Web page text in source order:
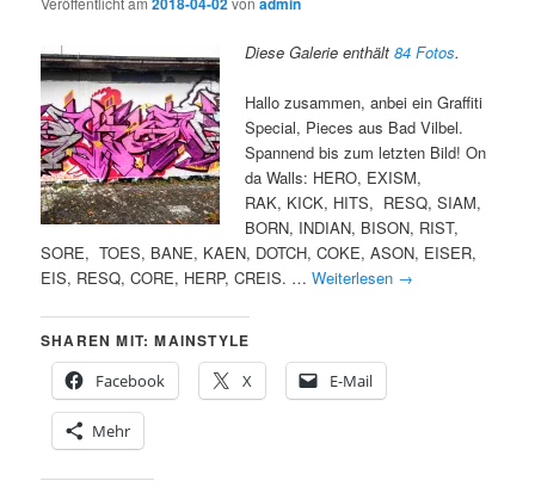
Diese Galerie enthält84 Fotos.
Hallo zusammen, anbei ein Graffiti
Special, Pieces aus Bad Vilbel.
Spannend bis zum letzten Bild! On
da Walls: HERO, EXISM,
RAK, KICK, HITS, RESQ, SIAM,
BORN, INDIAN, BISON, RIST,
SORE, TOES, BANE, KAEN, DOTCH, COKE, ASON, EISER,
EIS, RESQ, CORE, HERP, CREIS. …Weiterlesen →
SHAREN MIT: MAINSTYLE
Facebook
X E-Mail
Mehr